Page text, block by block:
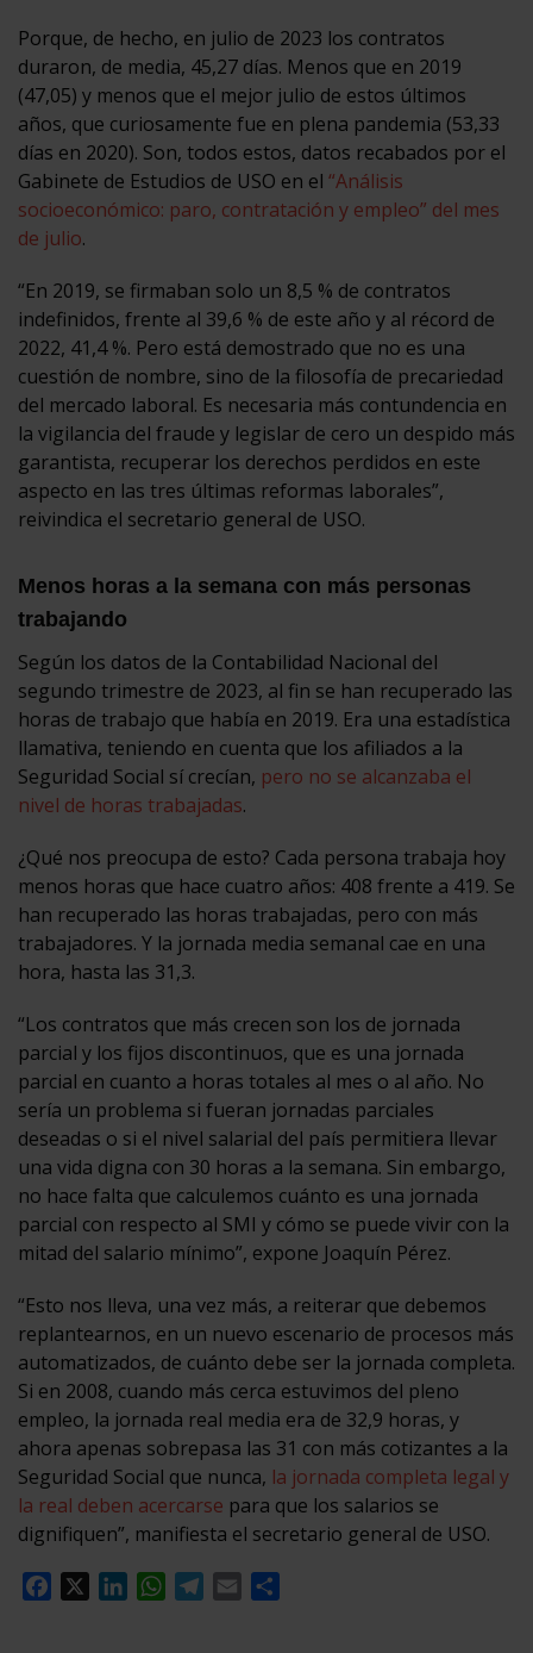
Porque, de hecho, en julio de 2023 los contratos
duraron, de media, 45,27 días. Menos que en 2019
(47,05) y menos que el mejor julio de estos últimos
años, que curiosamente fue en plena pandemia (53,33
días en 2020). Son, todos estos, datos recabados por el
Gabinete de Estudios de USO en el “Análisis
socioeconómico: paro, contratación y empleo” del mes
de julio.
“En 2019, se firmaban solo un 8,5 % de contratos
indefinidos, frente al 39,6 % de este año y al récord de
2022, 41,4 %. Pero está demostrado que no es una
cuestión de nombre, sino de la filosofía de precariedad
del mercado laboral. Es necesaria más contundencia en
la vigilancia del fraude y legislar de cero un despido más
garantista, recuperar los derechos perdidos en este
aspecto en las tres últimas reformas laborales”,
reivindica el secretario general de USO.
Menos horas a la semana con más personas
trabajando
Según los datos de la Contabilidad Nacional del
segundo trimestre de 2023, al fin se han recuperado las
horas de trabajo que había en 2019. Era una estadística
llamativa, teniendo en cuenta que los afiliados a la
Seguridad Social sí crecían, pero no se alcanzaba el
nivel de horas trabajadas.
¿Qué nos preocupa de esto? Cada persona trabaja hoy
menos horas que hace cuatro años: 408 frente a 419. Se
han recuperado las horas trabajadas, pero con más
trabajadores. Y la jornada media semanal cae en una
hora, hasta las 31,3.
“Los contratos que más crecen son los de jornada
parcial y los fijos discontinuos, que es una jornada
parcial en cuanto a horas totales al mes o al año. No
sería un problema si fueran jornadas parciales
deseadas o si el nivel salarial del país permitiera llevar
una vida digna con 30 horas a la semana. Sin embargo,
no hace falta que calculemos cuánto es una jornada
parcial con respecto al SMI y cómo se puede vivir con la
mitad del salario mínimo”, expone Joaquín Pérez.
“Esto nos lleva, una vez más, a reiterar que debemos
replantearnos, en un nuevo escenario de procesos más
automatizados, de cuánto debe ser la jornada completa.
Si en 2008, cuando más cerca estuvimos del pleno
empleo, la jornada real media era de 32,9 horas, y
ahora apenas sobrepasa las 31 con más cotizantes a la
Seguridad Social que nunca, la jornada completa legal y
la real deben acercarse para que los salarios se
dignifiquen”, manifiesta el secretario general de USO.
Facebook
LinkedInWhatsApp
Telegram
Email